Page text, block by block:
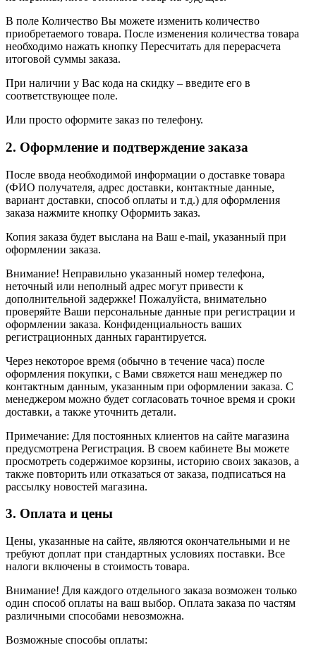
В поле Количество Вы можете изменить количество
приобретаемого товара. После изменения количества товара
необходимо нажать кнопку Пересчитать для перерасчета
итоговой суммы заказа.
При наличии у Вас кода на скидку – введите его в
соответствующее поле.
Или просто оформите заказ по телефону.
2. Оформление и подтверждение заказа
После ввода необходимой информации о доставке товара
(ФИО получателя, адрес доставки, контактные данные,
вариант доставки, способ оплаты и т.д.) для оформления
заказа нажмите кнопку Оформить заказ.
Копия заказа будет выслана на Ваш e-mail, указанный при
оформлении заказа.
Внимание! Неправильно указанный номер телефона,
неточный или неполный адрес могут привести к
дополнительной задержке! Пожалуйста, внимательно
проверяйте Ваши персональные данные при регистрации и
оформлении заказа. Конфиденциальность ваших
регистрационных данных гарантируется.
Через некоторое время (обычно в течение часа) после
оформления покупки, с Вами свяжется наш менеджер по
контактным данным, указанным при оформлении заказа. С
менеджером можно будет согласовать точное время и сроки
доставки, а также уточнить детали.
Примечание: Для постоянных клиентов на сайте магазина
предусмотрена Регистрация. В своем кабинете Вы можете
просмотреть содержимое корзины, историю своих заказов, а
также повторить или отказаться от заказа, подписаться на
рассылку новостей магазина.
3. Оплата и цены
Цены, указанные на сайте, являются окончательными и не
требуют доплат при стандартных условиях поставки. Все
налоги включены в стоимость товара.
Внимание! Для каждого отдельного заказа возможен только
один способ оплаты на ваш выбор. Оплата заказа по частям
различными способами невозможна.
Возможные способы оплаты: